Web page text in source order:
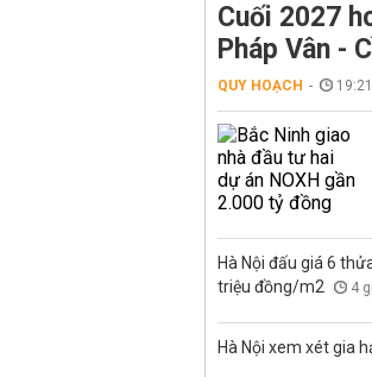
Cuối 2027
Pháp Vân -
QUY HOẠCH
Hà Nội đấu giá 6
triệu đồng/m2
4
Hà Nội xem xét gia